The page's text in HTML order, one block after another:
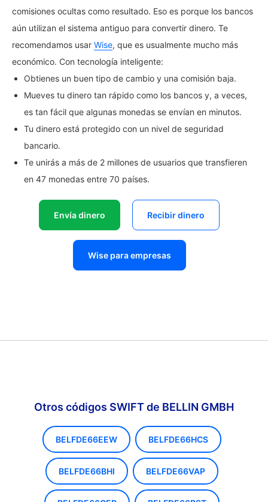
comisiones ocultas como resultado. Eso es porque los bancos
aún utilizan el sistema antiguo para convertir dinero. Te
recomendamos usar Wise, que es usualmente mucho más
económico. Con tecnología inteligente:
Obtienes un buen tipo de cambio y una comisión baja.
Mueves tu dinero tan rápido como los bancos y, a veces,
es tan fácil que algunas monedas se envían en minutos.
Tu dinero está protegido con un nivel de seguridad
bancario.
Te unirás a más de 2 millones de usuarios que transfieren
en 47 monedas entre 70 países.
Envía dinero Recibir dinero
Wise para empresas
Otros códigos SWIFT de BELLIN GMBH
BELFDE66EEW BELFDE66HCS
BELFDE66BHI BELFDE66VAP